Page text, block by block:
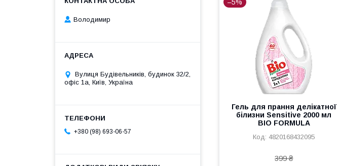
–5%
Гель для прання делікатної
білизни Sensitive 2000 мл
BIO FORMULA
4820168432095
399 ₴
Володимир
Вулиця Будівельників, будинок 32/2,
офіс 1а, Київ, Україна
+380 (98) 693-06-57